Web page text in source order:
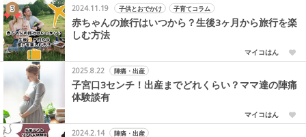
2024.11.19
子供とおでかけ 子育てコラム
赤ちゃんの旅行はいつから？生後3ヶ月から旅行を楽
しむ方法
マイコはん
2025.8.22
陣痛・出産
子宮口3センチ！出産までどれくらい？ママ達の陣痛
体験談有
マイコはん
2024.2.14
陣痛・出産